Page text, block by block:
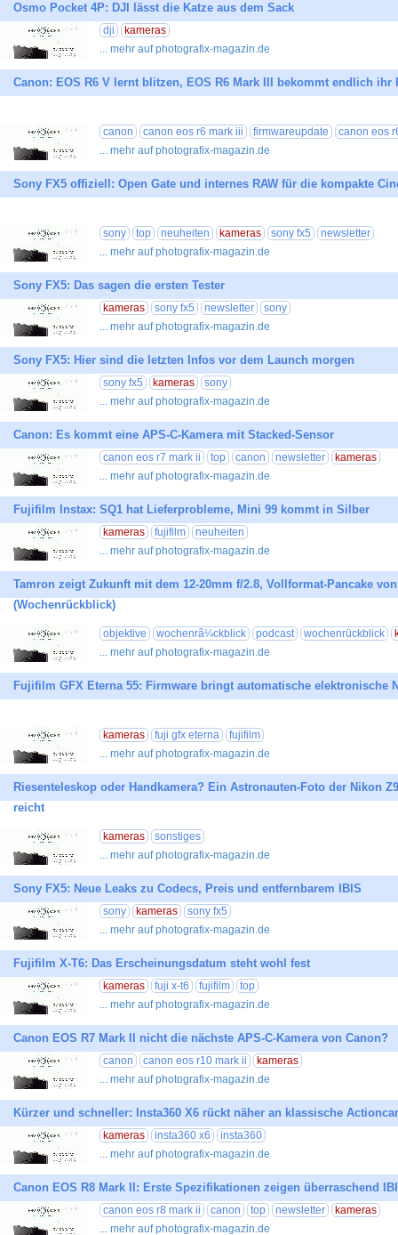
Osmo Pocket 4P: DJI lässt die Katze aus dem Sack
dji
kameras
... mehr auf photografix-magazin.de
Canon: EOS R6 V lernt blitzen, EOS R6 Mark III bekommt endlich ihr
canon canon eos r6 mark iii firmwareupdate
canon eos
... mehr auf photografix-magazin.de
Sony FX5 offiziell: Open Gate und internes RAW für die kompakte
sony top neuheiten kameras sony fx5
newsletter
... mehr auf photografix-magazin.de
Sony FX5: Das sagen die ersten Tester
kameras sony fx5 newsletter
sony
... mehr auf photografix-magazin.de
Sony FX5: Hier sind die letzten Infos vor dem Launch morgen
sony fx5 kameras
sony
... mehr auf photografix-magazin.de
Canon: Es kommt eine APS-C-Kamera mit Stacked-Sensor
canon eos r7 mark ii top canon newsletter
kameras
... mehr auf photografix-magazin.de
Fujifilm Instax: SQ1 hat Lieferprobleme, Mini 99 kommt in Silber
kameras fujifilm
neuheiten
... mehr auf photografix-magazin.de
Tamron zeigt Zukunft mit dem 12-20mm f/2.8, Vollformat-Pancake
(Wochenrückblick)
objektive wochenrã¼ckblick podcast wochenrückblick
... mehr auf photografix-magazin.de
Fujifilm GFX Eterna 55: Firmware bringt automatische elektronische
kameras fuji gfx eterna
fujifilm
... mehr auf photografix-magazin.de
Riesenteleskop oder Handkamera? Ein Astronauten-Foto der Nikon
reicht
kameras
sonstiges
... mehr auf photografix-magazin.de
Sony FX5: Neue Leaks zu Codecs, Preis und entfernbarem IBIS
sony kameras
sony fx5
... mehr auf photografix-magazin.de
Fujifilm X-T6: Das Erscheinungsdatum steht wohl fest
kameras fuji x-t6 fujifilm
top
... mehr auf photografix-magazin.de
Canon EOS R7 Mark II nicht die nächste APS-C-Kamera von Canon?
canon canon eos r10 mark ii
kameras
... mehr auf photografix-magazin.de
Kürzer und schneller: Insta360 X6 rückt näher an klassische
kameras insta360 x6
insta360
... mehr auf photografix-magazin.de
Canon EOS R8 Mark II: Erste Spezifikationen zeigen überraschend
canon eos r8 mark ii canon top newsletter
kameras
... mehr auf photografix-magazin.de